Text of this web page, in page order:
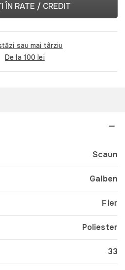
ÎN RATE / CREDIT
sau mai târziu
De la 100 lei
Scaun
Galben
Fier
Poliester
33